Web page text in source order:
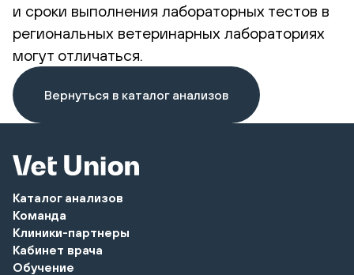
и сроки выполнения лабораторных тестов в
региональных ветеринарных лабораториях
могут отличаться.
Вернуться в каталог анализов
Каталог анализов
Команда
Клиники-партнеры
Кабинет врача
Обучение